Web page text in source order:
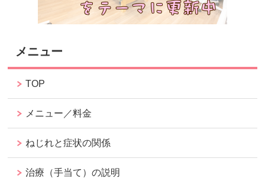
メニュー
TOP
メニュー／料金
ねじれと症状の関係
治療（手当て）の説明